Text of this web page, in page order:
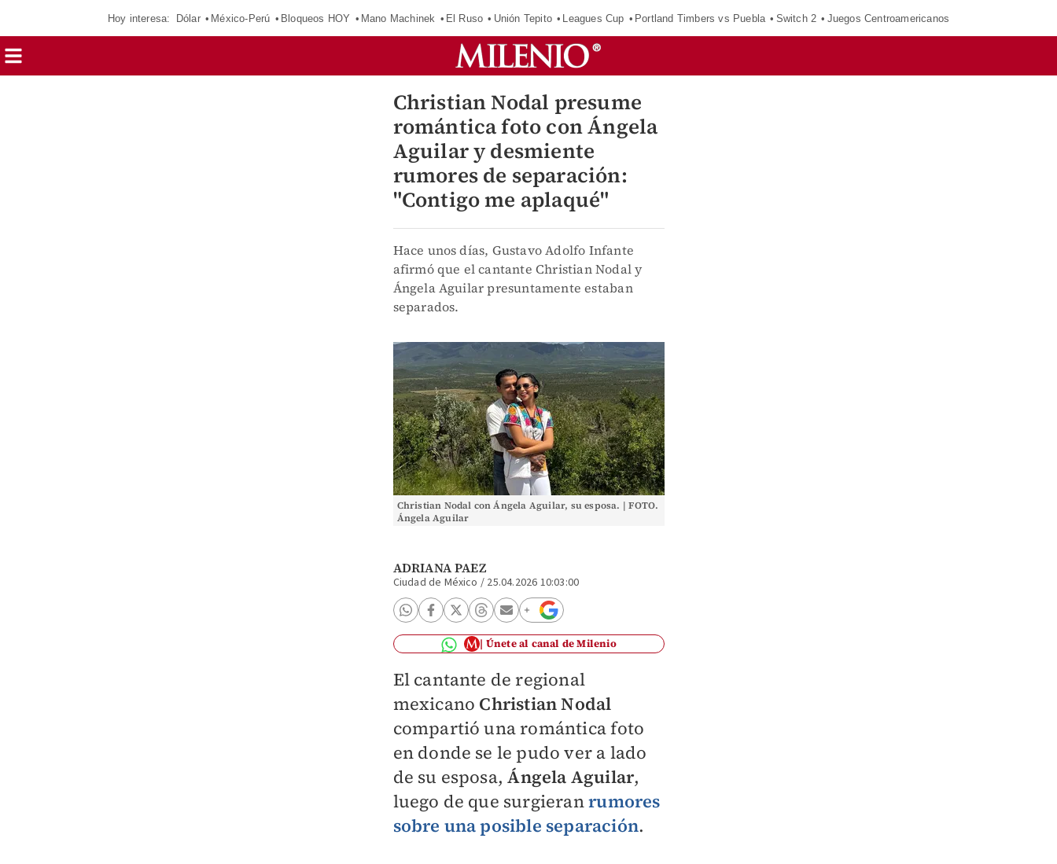
Hoy interesa: Dólar México-Perú Bloqueos HOY Mano Machinek El Ruso Unión Tepito Leagues Cup Portland Timbers vs Puebla Switch 2 Juegos Centroamericanos
Christian Nodal presume
romántica foto con Ángela
Aguilar y desmiente
rumores de separación:
"Contigo me aplaqué"
Hace unos días, Gustavo Adolfo Infante
afirmó que el cantante Christian Nodal y
Ángela Aguilar presuntamente estaban
separados.
Christian Nodal con Ángela Aguilar, su esposa. | FOTO.
Ángela Aguilar
ADRIANA PAEZ
Ciudad de México / 25.04.2026 10:03:00
Únete al canal de Milenio
El cantante de regional
mexicano Christian Nodal
compartió una romántica foto
en donde se le pudo ver a lado
de su esposa,Ángela Aguilar,
luego de que surgieranrumores
sobre una posible separación.